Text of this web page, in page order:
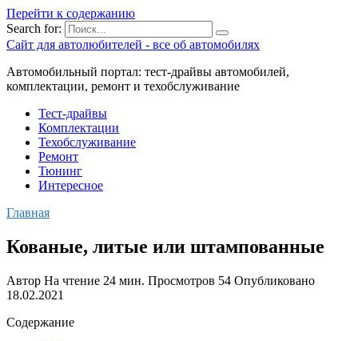
Перейти к содержанию
Search for:
Сайт для автолюбителей - все об автомобилях
Автомобильный портал: тест-драйвы автомобилей,
комплектации, ремонт и техобслуживание
Тест-драйвы
Комплектации
Техобслуживание
Ремонт
Тюнинг
Интересное
Главная
Кованые, литые или штампованные
Автор На чтение 24 мин. Просмотров 54 Опубликовано
18.02.2021
Содержание